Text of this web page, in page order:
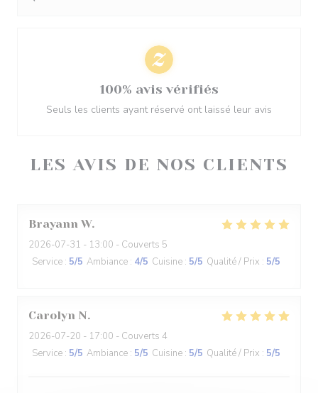
LES AVIS DE NOS CLIENTS
Brayann W
2026-07-31 - 13:00 - Couverts 5
Service : 5/5 Ambiance : 4/5 Cuisine : 5/5 Qualité / Prix : 5/5
Carolyn N
2026-07-20 - 17:00 - Couverts 4
Service : 5/5 Ambiance : 5/5 Cuisine : 5/5 Qualité / Prix : 5/5
100% avis vérifiés
Seuls les clients ayant réservé ont laissé leur avis